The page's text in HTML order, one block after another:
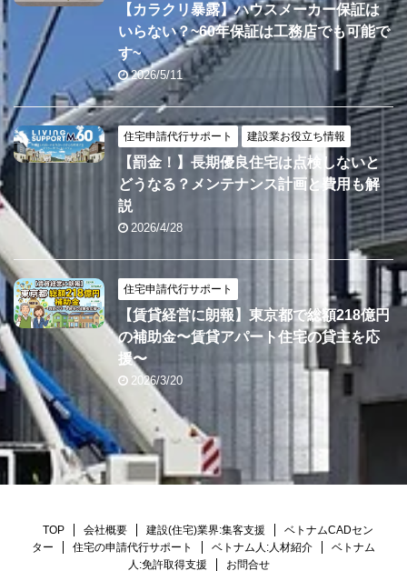
【カラクリ暴露】ハウスメーカー保証は
いらない？~60年保証は工務店でも可能で
す~
2026/5/11
住宅申請代行サポート 建設業お役立ち情報
【罰金！】長期優良住宅は点検しないと
どうなる？メンテナンス計画と費用も解
説
2026/4/28
住宅申請代行サポート
【賃貸経営に朗報】東京都で総額218億円
の補助金〜賃貸アパート住宅の貸主を応
援〜
2026/3/20
TOP 会社概要 建設(住宅)業界:集客支援
ベトナムCADセン
ター
住宅の申請代行サポート ベトナム人:人材紹介
ベトナム
人:免許取得支援
お問合せ